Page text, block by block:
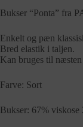
Bukser “Ponta” fra
Enkelt og pæn
Bred elastik i taljen.
Kan bruges til næsten
Farve: Sort
Bukser: 67% viskose